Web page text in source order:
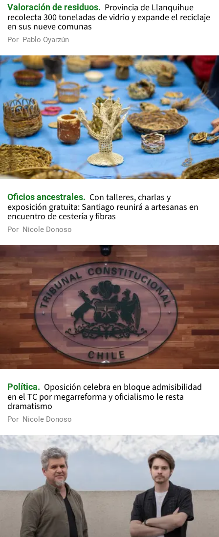
Valoración de residuos
Provincia de Llanquihue
recolecta 300 toneladas de vidrio y expande el reciclaje
en sus nueve comunas
Por Pablo Oyarzún
Oficios ancestrales
Con talleres, charlas y
exposición gratuita: Santiago reunirá a artesanas en
encuentro de cestería y fibras
Por Nicole Donoso
Política
Oposición celebra en bloque admisibilidad
en el TC por megarreforma y oficialismo le resta
dramatismo
Por Nicole Donoso